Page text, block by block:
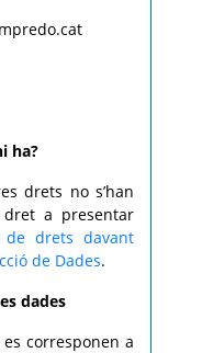
ha?
drets no s’han
dret a presentar
de drets davant
de Dades.
dades
corresponen a